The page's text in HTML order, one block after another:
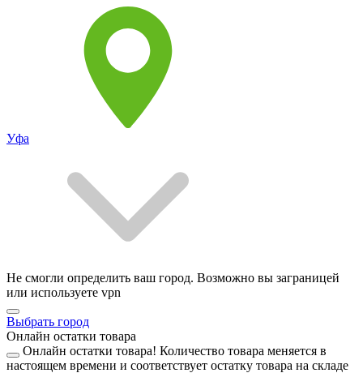
Уфа
Не смогли определить ваш город. Возможно вы заграницей
или используете vpn
Выбрать город
Онлайн остатки товара
Онлайн остатки товара! Количество товара меняется в
настоящем времени и соответствует остатку товара на складе